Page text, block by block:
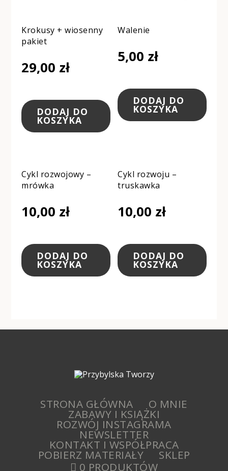
Krokusy + wiosenny
pakiet
29,00 zł
DODAJ DO
KOSZYKA
Walenie
5,00 zł
DODAJ DO
KOSZYKA
Cykl rozwojowy –
mrówka
10,00 zł
DODAJ DO
KOSZYKA
Cykl rozwoju –
truskawka
10,00 zł
DODAJ DO
KOSZYKA
STRONA GŁÓWNA O MNIE
ZABAWY I KSIĄŻKI
ROZWÓJ INSTAGRAMA
NEWSLETTER
KONTAKT I WSPÓŁPRACA
POBIERZ MATERIAŁY
SKLEP
0 PRODUKTÓW